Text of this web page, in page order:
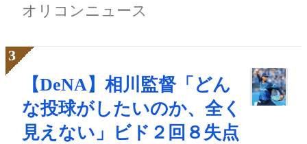
オリコンニュース
【DeNA】相川監督「どん
な投球がしたいのか、全く
見えない」ビド２回８失点